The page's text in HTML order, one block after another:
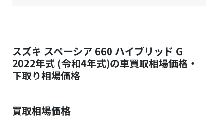
スズキ スペーシア 660 ハイブリッド G
2022年式 (令和4年式)の車買取相場価格・
下取り相場価格
買取相場価格